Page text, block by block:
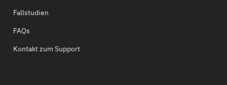
Fallstudien
FAQs
Kontakt zum Support